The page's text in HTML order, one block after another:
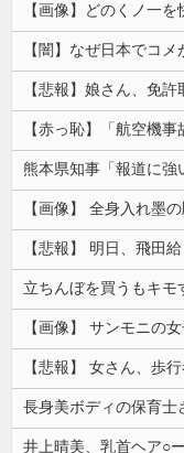
【画像】どのくノ一